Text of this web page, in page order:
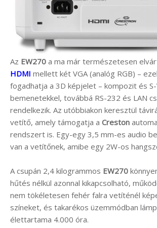
Az EW270 a ma már természetesen
HDMI mellett két VGA (analóg RGB) –
fogadhatja a 3D képjelet – kompozit és
bemenetekkel, továbbá RS-232 és LAN
rendelkezik. Az utóbbiakon keresztül
vetítő, amely támogatja a Creston
rendszert is. Egy-egy 3,5 mm-es audio
van a vetítőnek, amibe egy 2W-os
A csupán 2,4 kilogrammos EW270
hűtés nélkül azonnal kikapcsolható,
nem tökéletesen fehér falra vetíténél
színeket, és takarékos üzemmódban
élettartama 4.000 óra.